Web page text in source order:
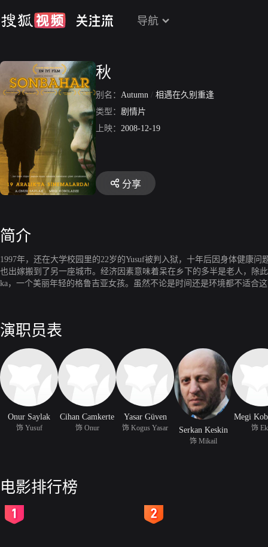
导航
秋
别名： Autumn / 相遇在久别重逢
类型： 剧情片
上映： 2008-12-19
分享
简介
1997年，还在大学校园里的22岁的Yusuf被判入狱，十年后因身体健康
也出嫁搬到了另一座城市。经济因素意味着呆在乡下的多半是老人，除
ka，一个美丽年轻的格鲁吉亚女孩。虽然不论是时间还是环境都不适合
演职员表
Onur Saylak
饰 Yusuf
Cihan Camkerte
饰 Onur
Yasar Güven
饰 Kogus Yasar Serkan Keskin
饰 Mikail
Megi
饰
电影排行榜